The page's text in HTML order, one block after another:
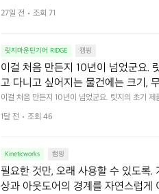
27일 전 조회 71
릿지마운틴기어 RIDGE 캠핑
이걸 처음 만든지 10년이 넘었군요.
고 다니고 싶어지는 물건에는 크기,
예를 들자면 일에 집중하느라 책상
것. R 지퍼 지갑은 바로 그 위화감 없
집착했습니다. 튼튼한 내구도와 넉
이걸 처음 만든지 10년이 넘었군요. 릿지의 초기 제
무게, 형태, 색감 사이의 아주 미묘한 밸런스가 존
야에 걸리적거리지 않는 것. R 지퍼 지갑은 바로 그
1달 전 조회 46
Kineticworks 캠핑
필요한 것만, 오래 사용할 수 있도록.
상과 아웃도어의 경계를 자연스럽게